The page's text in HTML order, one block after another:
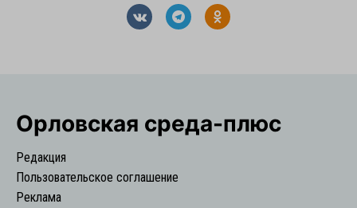
Орловская cреда-плюс
Редакция
Пользовательское соглашение
Реклама